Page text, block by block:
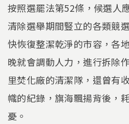
按照選罷法第52條，候選人
清除選舉期間豎立的各類競
快恢復整潔乾淨的市容，各
晚就會調動人力，進行拆除
里焚化廠的清潔隊，還曾有
幟的紀錄，旗海飄揚背後，
憂。